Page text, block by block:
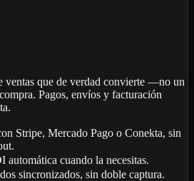
ventas que de verdad convierte —no un
Pagos, envíos y facturación
Stripe, Mercado Pago o Conekta, sin
automática cuando la necesitas.
sincronizados, sin doble captura.